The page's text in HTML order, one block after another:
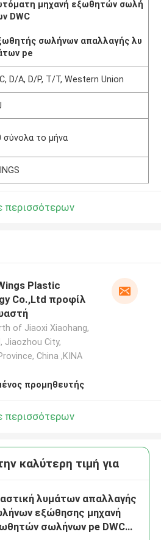
μηχανή εξωθητών σωλή
DWC
σωλήνων απαλλαγής λυ
pe
D/A, D/P, T/T, Western Union
σύνολα το μήνα
περισσότερων
Plastic
Co.,Ltd προφίλ
of Jiaoxi Xiaohang,
Jiaozhou City,
China ,ΚΙΝΑ
προμηθευτής
περισσότερων
καλύτερη τιμή για
λυμάτων απαλλαγής
εξώθησης μηχανή
σωλήνων pe DWC